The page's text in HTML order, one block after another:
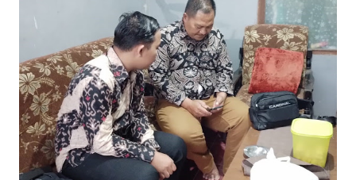
menyebut PKB saat ini adalah wadah bagi seluruh warga
negara tanpa melihat latar belakang organisasi maupun
agama. Fenomena menarik perhatian adalah bergabungnya
sejumlah nama besar dari kalangan aktivis muda, seperti
Sadam Husain. Ada anak muda dari kalangan
Muhammadiyah, NU, hingga mantan aktivis dari organisasi
mahasiswa seperti, PMII dan GMNI yang ikut merapat.
“Alhamdulillah di Muscab kali ini dalam rangka menyusun